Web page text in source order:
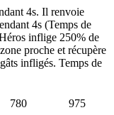
4s. Il renvoie
4s (Temps de
inflige 250% de
proche et récupère
infligés. Temps de
780 975